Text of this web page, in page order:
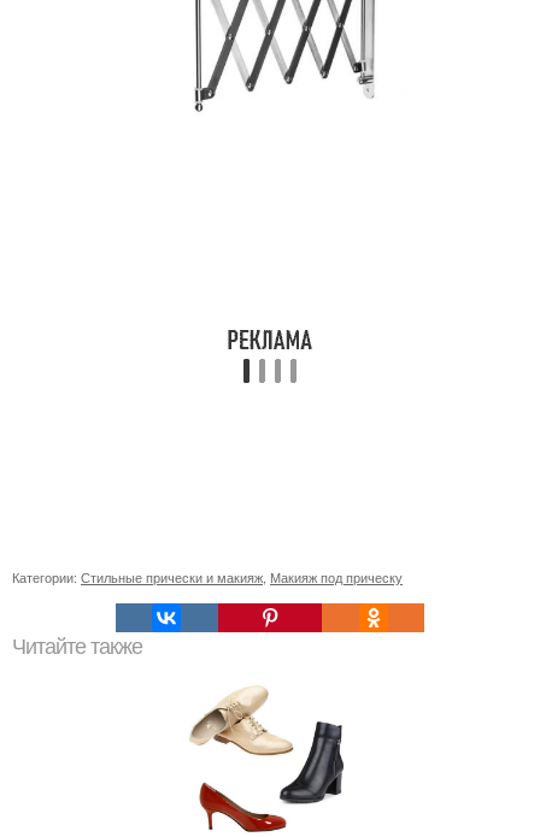
Категории: Стильные прически и макияж Макияж под прическу
Читайте также